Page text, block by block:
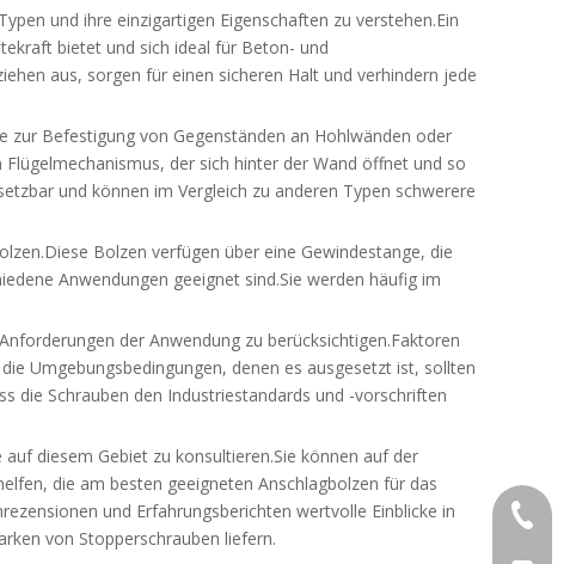
und ihre einzigartigen Eigenschaften zu verstehen.Ein
bietet und sich ideal für Beton- und
aus, sorgen für einen sicheren Halt und verhindern jede
zur Befestigung von Gegenständen an Hohlwänden oder
der sich hinter der Wand öffnet und so
und können im Vergleich zu anderen Typen schwerere
Bolzen verfügen über eine Gewindestange, die
Anwendungen geeignet sind.Sie werden häufig im
der Anwendung zu berücksichtigen.Faktoren
Umgebungsbedingungen, denen es ausgesetzt ist, sollten
die Schrauben den Industriestandards und -vorschriften
diesem Gebiet zu konsultieren.Sie können auf der
die am besten geeigneten Anschlagbolzen für das
und Erfahrungsberichten wertvolle Einblicke in
von Stopperschrauben liefern.
+86-